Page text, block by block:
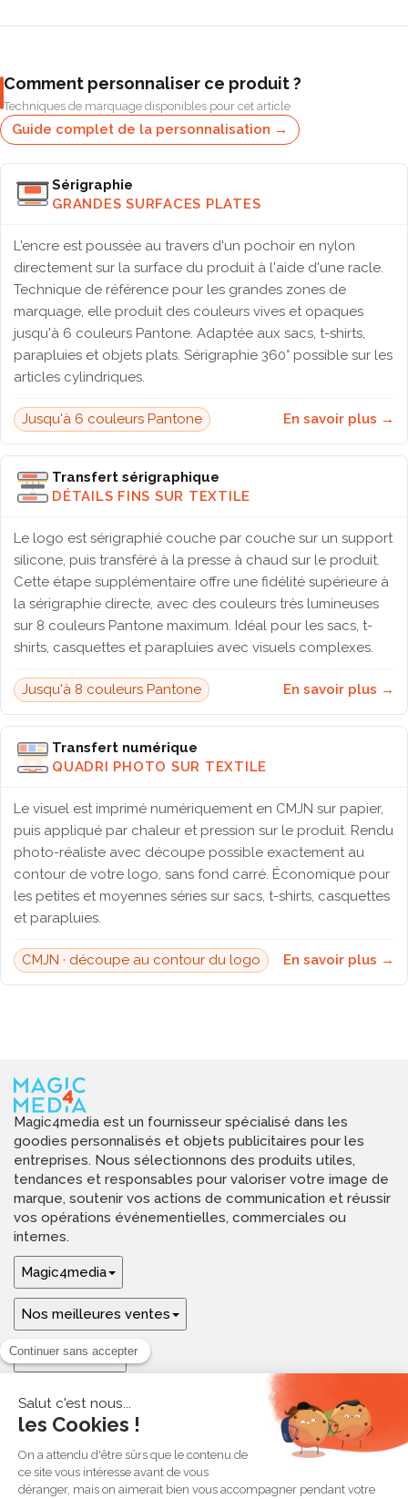
Comment personnaliser ce produit ?
Techniques de marquage disponibles pour cet article
Guide complet de la personnalisation →
Sérigraphie
GRANDES SURFACES PLATES
L'encre est poussée au travers d'un pochoir en nylon
directement sur la surface du produit à l'aide d'une racle.
Technique de référence pour les grandes zones de
marquage, elle produit des couleurs vives et opaques
jusqu'à 6 couleurs Pantone. Adaptée aux sacs, t-shirts,
parapluies et objets plats. Sérigraphie 360° possible sur les
articles cylindriques.
Jusqu'à 6 couleurs Pantone En savoir plus →
Transfert sérigraphique
DÉTAILS FINS SUR TEXTILE
Le logo est sérigraphié couche par couche sur un support
silicone, puis transféré à la presse à chaud sur le produit.
Cette étape supplémentaire offre une fidélité supérieure à
la sérigraphie directe, avec des couleurs très lumineuses
sur 8 couleurs Pantone maximum. Idéal pour les sacs, t-
shirts, casquettes et parapluies avec visuels complexes.
Jusqu'à 8 couleurs Pantone En savoir plus →
Transfert numérique
QUADRI PHOTO SUR TEXTILE
Le visuel est imprimé numériquement en CMJN sur papier,
puis appliqué par chaleur et pression sur le produit. Rendu
photo-réaliste avec découpe possible exactement au
contour de votre logo, sans fond carré. Économique pour
les petites et moyennes séries sur sacs, t-shirts, casquettes
et parapluies.
CMJN · découpe au contour du logo En savoir plus →
Magic4media est un fournisseur spécialisé dans les
goodies personnalisés et objets publicitaires pour les
entreprises. Nous sélectionnons des produits utiles,
tendances et responsables pour valoriser votre image de
marque, soutenir vos actions de communication et réussir
vos opérations événementielles, commerciales ou
internes.
Magic4media
Nos meilleures ventes
Guides & aide
Ressources & inspirations